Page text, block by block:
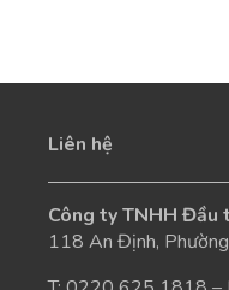
Liên hệ
Công ty TNHH Đầu
118 An Định,